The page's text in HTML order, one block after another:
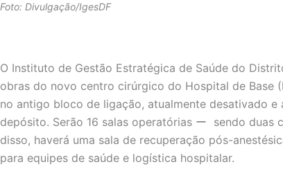
Foto: Divulgação/IgesDF
O Instituto de Gestão Estratégica de Saúde do
obras do novo centro cirúrgico do Hospital de Base
no antigo bloco de ligação, atualmente desativado
depósito. Serão 16 salas operatórias ー sendo
disso, haverá uma sala de recuperação pós-
para equipes de saúde e logística hospitalar.